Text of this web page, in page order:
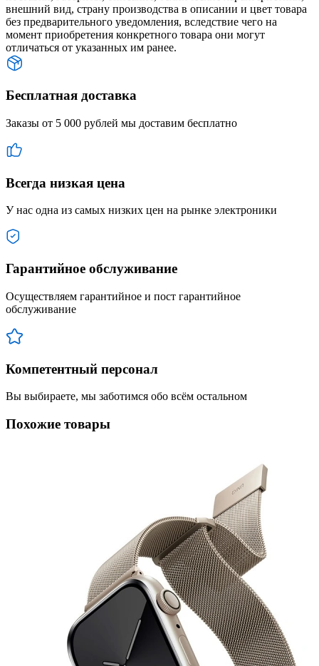
внешний вид, страну производства в описании и цвет товара
без предварительного уведомления, вследствие чего на
момент приобретения конкретного товара они могут
отличаться от указанных им ранее.
Бесплатная доставка
Заказы от 5 000 рублей мы доставим бесплатно
Всегда низкая цена
У нас одна из самых низких цен на рынке электроники
Гарантийное обслуживание
Осуществляем гарантийное и пост гарантийное
обслуживание
Компетентный персонал
Вы выбираете, мы заботимся обо всём остальном
Похожие товары